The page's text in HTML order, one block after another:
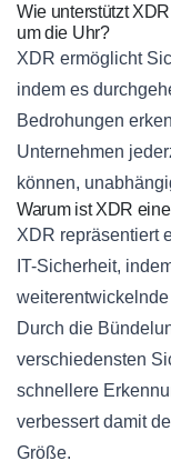
Wie unterstützt
um die Uhr?
XDR ermöglicht
indem es
Bedrohungen
Unternehmen
können,
Warum ist XDR
XDR repräsentiert
IT-Sicherheit,
Durch die
verschiedensten
schnellere
verbessert damit
Größe.